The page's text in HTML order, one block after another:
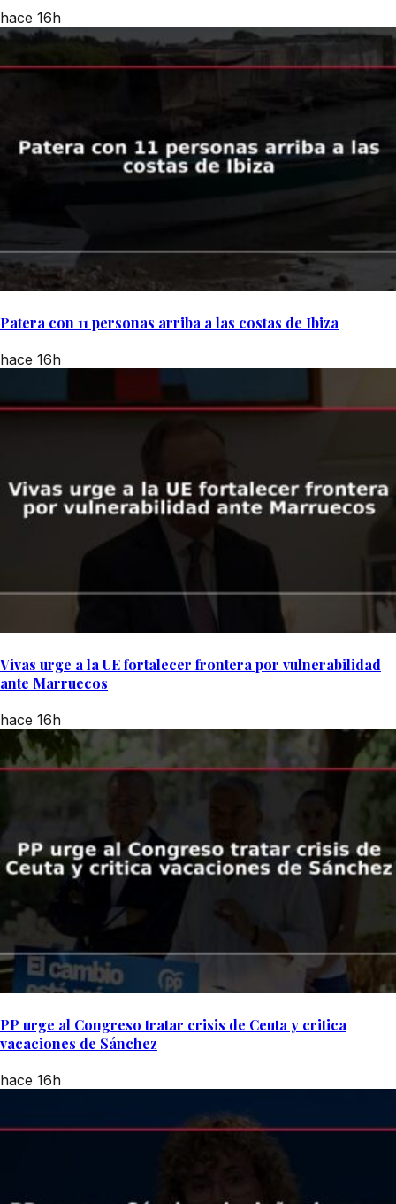
hace 16h
Patera con 11 personas arriba a las costas de Ibiza
hace 16h
Vivas urge a la UE fortalecer frontera por vulnerabilidad
ante Marruecos
hace 16h
PP urge al Congreso tratar crisis de Ceuta y critica
vacaciones de Sánchez
hace 16h